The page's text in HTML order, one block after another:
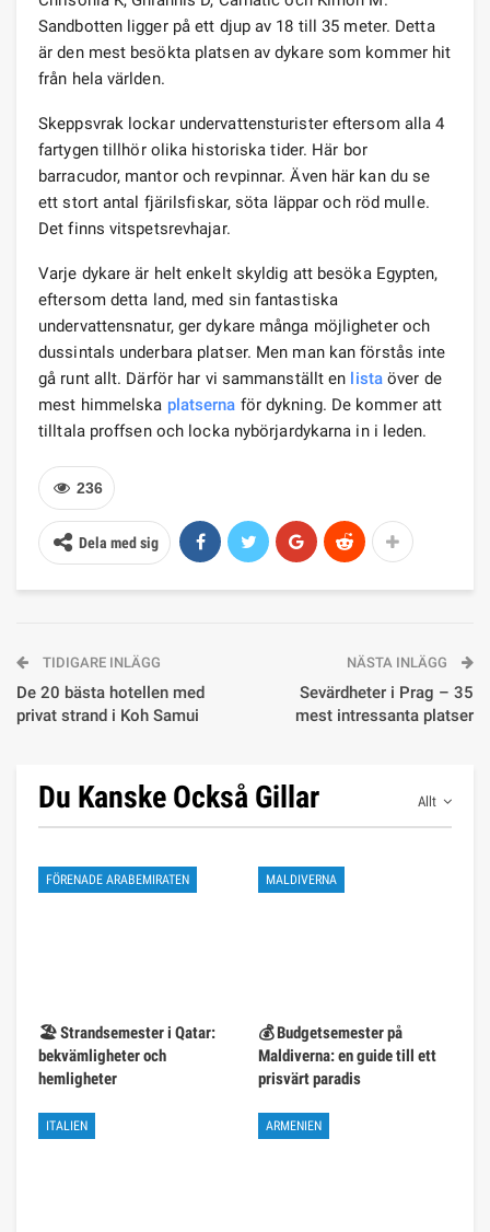
Sandbotten ligger på ett djup av 18 till 35 meter. Detta
är den mest besökta platsen av dykare som kommer hit
från hela världen.
Skeppsvrak lockar undervattensturister eftersom alla 4
fartygen tillhör olika historiska tider. Här bor
barracudor, mantor och revpinnar. Även här kan du se
ett stort antal fjärilsfiskar, söta läppar och röd mulle.
Det finns vitspetsrevhajar.
Varje dykare är helt enkelt skyldig att besöka Egypten,
eftersom detta land, med sin fantastiska
undervattensnatur, ger dykare många möjligheter och
dussintals underbara platser. Men man kan förstås inte
gå runt allt. Därför har vi sammanställt en listaöver de
mest himmelska platserna för dykning. De kommer att
tilltala proffsen och locka nybörjardykarna in i leden.
236
Dela med sig
TIDIGARE INLÄGG
De 20 bästa hotellen med
privat strand i Koh Samui
NÄSTA INLÄGG
Sevärdheter i Prag – 35
mest intressanta platser
Allt
Du Kanske Också Gillar
FÖRENADE ARABEMIRATEN
🏖️ Strandsemester i Qatar:
bekvämligheter och
hemligheter
MALDIVERNA
💰 Budgetsemester på
Maldiverna: en guide till ett
prisvärt paradis
ITALIEN ARMENIEN